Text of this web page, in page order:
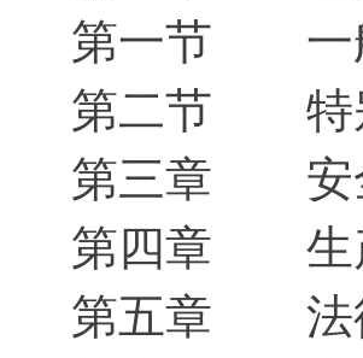
第一节 一
第二节 特
第三章 安
第四章 生产
第五章 法